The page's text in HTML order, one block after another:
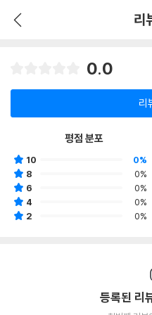
리
0.0
리
평점 분포
10
0%
8
0%
6
0%
4
0%
2
0%
등록된 리